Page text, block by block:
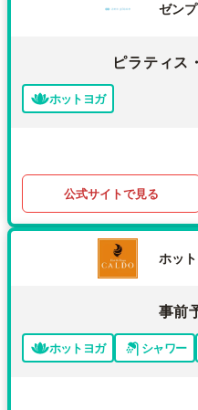
ゼン
ピラティス
ホットヨガ
公式サイトで見る
ホッ
事前
ホットヨガ シャワー